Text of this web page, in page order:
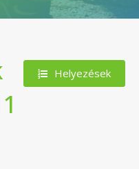
Helyezések